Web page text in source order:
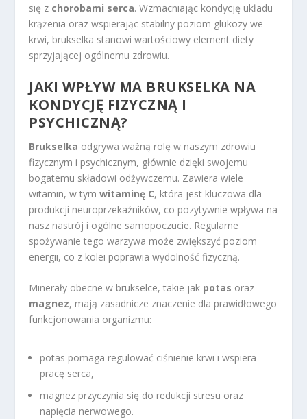
się z chorobami serca. Wzmacniając kondycję układu
krążenia oraz wspierając stabilny poziom glukozy we
krwi, brukselka stanowi wartościowy element diety
sprzyjającej ogólnemu zdrowiu.
JAKI WPŁYW MA BRUKSELKA NA
KONDYCJĘ FIZYCZNĄ I
PSYCHICZNĄ?
Brukselka odgrywa ważną rolę w naszym zdrowiu
fizycznym i psychicznym, głównie dzięki swojemu
bogatemu składowi odżywczemu. Zawiera wiele
witamin, w tymwitaminę C, która jest kluczowa dla
produkcji neuroprzekaźników, co pozytywnie wpływa na
nasz nastrój i ogólne samopoczucie. Regularne
spożywanie tego warzywa może zwiększyć poziom
energii, co z kolei poprawia wydolność fizyczną.
Minerały obecne w brukselce, takie jak potas oraz
magnez, mają zasadnicze znaczenie dla prawidłowego
funkcjonowania organizmu:
potas pomaga regulować ciśnienie krwi i wspiera
pracę serca,
magnez przyczynia się do redukcji stresu oraz
napięcia nerwowego.